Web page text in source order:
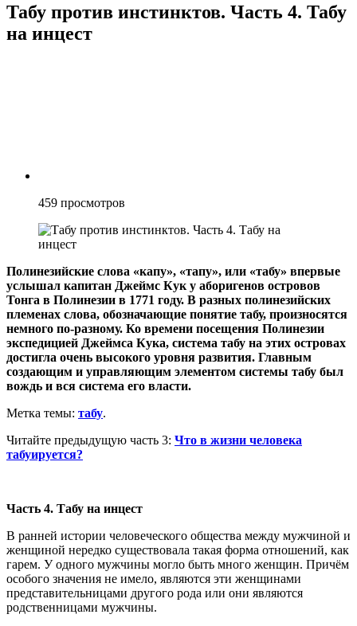
Табу против инстинктов. Часть 4. Табу
на инцест
459 просмотров
Полинезийские слова «капу», «тапу», или «табу» впервые
услышал капитан Джеймс Кук у аборигенов островов
Тонга в Полинезии в 1771 году. В разных полинезийских
племенах слова, обозначающие понятие табу, произносятся
немного по-разному. Ко времени посещения Полинезии
экспедицией Джеймса Кука, система табу на этих островах
достигла очень высокого уровня развития. Главным
создающим и управляющим элементом системы табу был
вождь и вся система его власти.
Метка темы: табу.
Читайте предыдущую часть 3: Что в жизни человека
табуируется?
Часть 4. Табу на инцест
В ранней истории человеческого общества между мужчиной и
женщиной нередко существовала такая форма отношений, как
гарем. У одного мужчины могло быть много женщин. Причём
особого значения не имело, являются эти женщинами
представительницами другого рода или они являются
родственницами мужчины.